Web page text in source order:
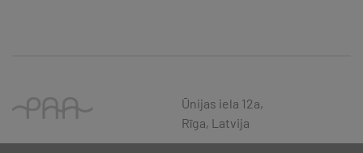
Ūnijas iela 12a,
Rīga, Latvija